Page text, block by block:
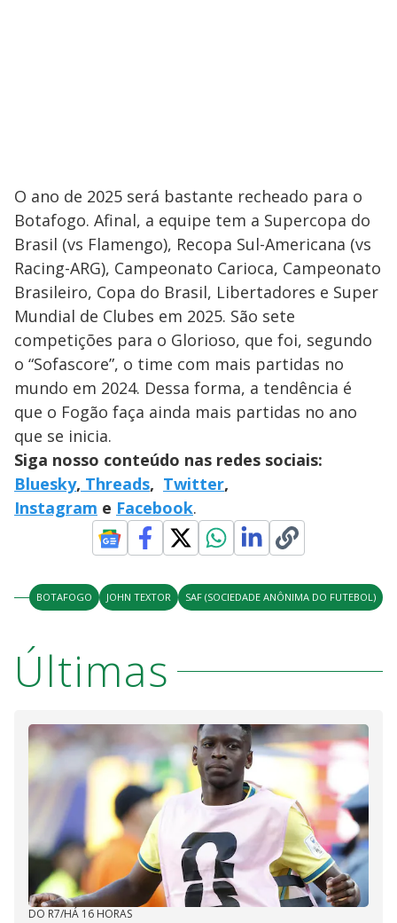
O ano de 2025 será bastante recheado para o
Botafogo. Afinal, a equipe tem a Supercopa do
Brasil (vs Flamengo), Recopa Sul-Americana (vs
Racing-ARG), Campeonato Carioca, Campeonato
Brasileiro, Copa do Brasil, Libertadores e Super
Mundial de Clubes em 2025. São sete
competições para o Glorioso, que foi, segundo
o “Sofascore”, o time com mais partidas no
mundo em 2024. Dessa forma, a tendência é
que o Fogão faça ainda mais partidas no ano
que se inicia.
Siga nosso conteúdo nas redes sociais:
Bluesky, Threads, Twitter,
Instagram e Facebook.
BOTAFOGO JOHN TEXTOR SAF (SOCIEDADE ANÔNIMA DO FUTEBOL)
Últimas
DO R7/HÁ 16 HORAS